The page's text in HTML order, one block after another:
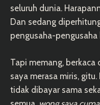
seluruh dunia.
Dan sedang
pengusaha-pengusaha
Tapi memang, berkaca
saya merasa miris,
tidak dibayar sama